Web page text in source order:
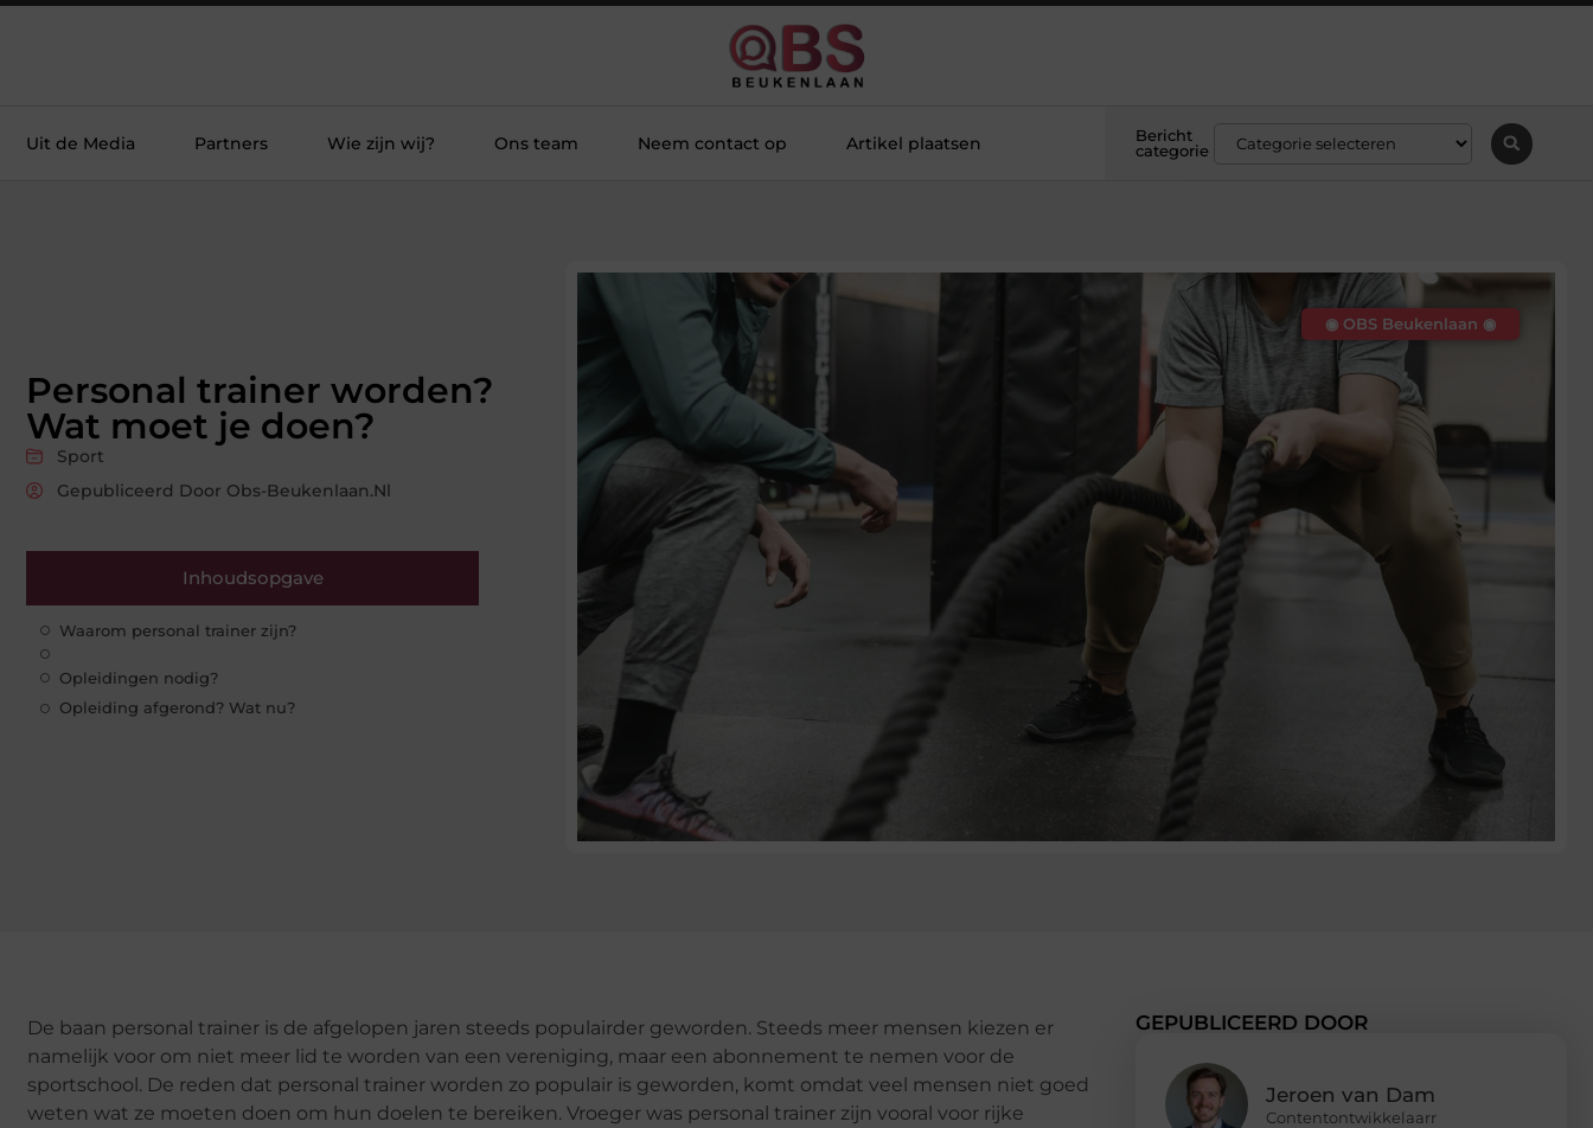
Uit de Media Partners Wie zijn wij? Ons team Neem contact op Artikel plaatsen
Bericht
categorie
Personal trainer worden?
Wat moet je doen?
Sport
Gepubliceerd Door Obs-Beukenlaan.nl
Inhoudsopgave
Waarom personal trainer zijn?
Opleidingen nodig?
Opleiding afgerond? Wat nu?
◉ OBS Beukenlaan ◉
De baan personal trainer is de afgelopen jaren steeds populairder geworden. Steeds meer mensen kiezen er
namelijk voor om niet meer lid te worden van een vereniging, maar een abonnement te nemen voor de
sportschool. De reden dat personal trainer worden zo populair is geworden, komt omdat veel mensen niet goed
weten wat ze moeten doen om hun doelen te bereiken. Vroeger was personal trainer zijn vooral voor rijke
GEPUBLICEERD DOOR
Jeroen van Dam
Contentontwikkelaarr